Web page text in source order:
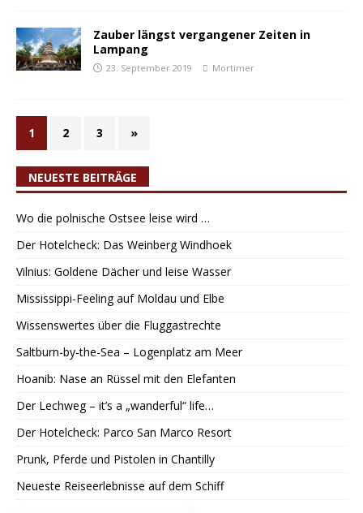
Zauber längst vergangener Zeiten in
Lampang
23. September 2019 Mortimer
1 2 3 »
NEUESTE BEITRÄGE
Wo die polnische Ostsee leise wird …
Der Hotelcheck: Das Weinberg Windhoek
Vilnius: Goldene Dächer und leise Wasser
Mississippi-Feeling auf Moldau und Elbe
Wissenswertes über die Fluggastrechte
Saltburn-by-the-Sea – Logenplatz am Meer
Hoanib: Nase an Rüssel mit den Elefanten
Der Lechweg – it’s a „wanderful“ life…
Der Hotelcheck: Parco San Marco Resort
Prunk, Pferde und Pistolen in Chantilly
Neueste Reiseerlebnisse auf dem Schiff